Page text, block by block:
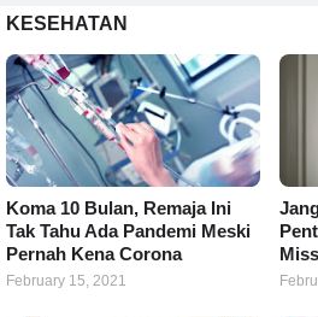
KESEHATAN
Koma 10 Bulan, Remaja Ini
Tak Tahu Ada Pandemi Meski
Pernah Kena Corona
February 15, 2021